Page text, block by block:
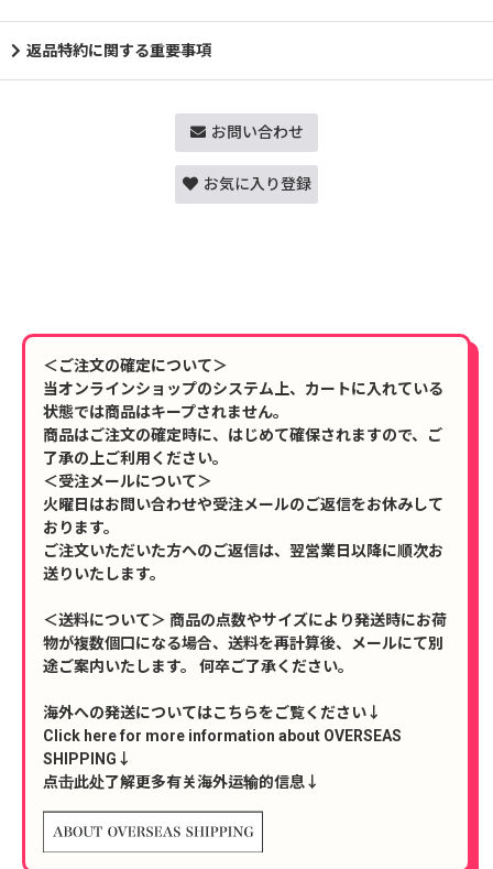
返品特約に関する重要事項
お問い合わせ
お気に入り登録
＜ご注文の確定について＞
当オンラインショップのシステム上、カートに入れている
状態では商品はキープされません。
商品はご注文の確定時に、はじめて確保されますので、ご
了承の上ご利用ください。
＜受注メールについて＞
火曜日はお問い合わせや受注メールのご返信をお休みして
おります。
ご注文いただいた方へのご返信は、翌営業日以降に順次お
送りいたします。
＜送料について＞ 商品の点数やサイズにより発送時にお荷
物が複数個口になる場合、送料を再計算後、メールにて別
途ご案内いたします。 何卒ご了承ください。
海外への発送についてはこちらをご覧ください↓
Click here for more information about OVERSEAS
SHIPPING↓
点击此处了解更多有关海外运输的信息↓